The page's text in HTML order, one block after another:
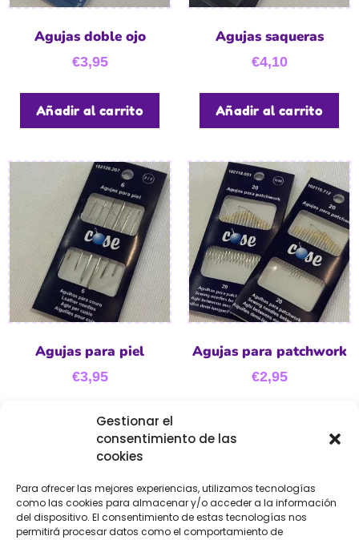
Gestionar el
consentimiento de las
cookies
Para ofrecer las mejores experiencias, utilizamos tecnologías
como las cookies para almacenar y/o acceder a la información
del dispositivo. El consentimiento de estas tecnologías nos
permitirá procesar datos como el comportamiento de
Agujas doble ojo
€3,95
Añadir al carrito
Agujas saqueras
€4,10
Añadir al carrito
Agujas para piel
€3,95
Añadir al carrito
Agujas para patchwork
€2,95